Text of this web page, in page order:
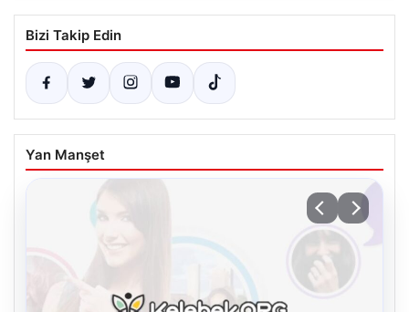
Bizi Takip Edin
Yan Manşet